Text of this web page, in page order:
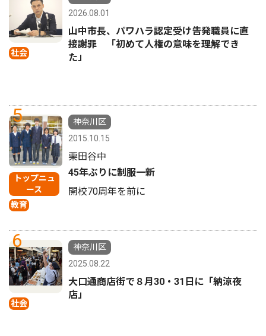
社会
2026.08.01
山中市長、パワハラ認定受け告発職員に直
接謝罪 「初めて人権の意味を理解でき
た」
5
トップニュ
ース
教育
神奈川区
2015.10.15
栗田谷中
45年ぶりに制服一新
開校70周年を前に
6
社会
神奈川区
2025.08.22
大口通商店街で８月30・31日に「納涼夜
店」